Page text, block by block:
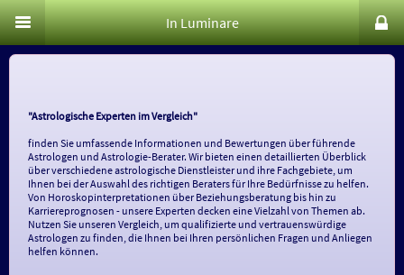
In Luminare
"Astrologische Experten im Vergleich"
finden Sie umfassende Informationen und Bewertungen über führende
Astrologen und Astrologie-Berater. Wir bieten einen detaillierten Überblick
über verschiedene astrologische Dienstleister und ihre Fachgebiete, um
Ihnen bei der Auswahl des richtigen Beraters für Ihre Bedürfnisse zu helfen.
Von Horoskopinterpretationen über Beziehungsberatung bis hin zu
Karriereprognosen - unsere Experten decken eine Vielzahl von Themen ab.
Nutzen Sie unseren Vergleich, um qualifizierte und vertrauenswürdige
Astrologen zu finden, die Ihnen bei Ihren persönlichen Fragen und Anliegen
helfen können.